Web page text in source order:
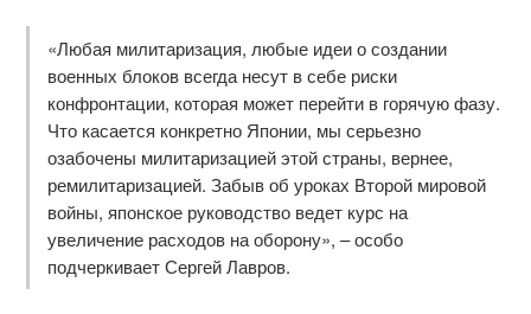
«Любая милитаризация, любые идеи о создании
военных блоков всегда несут в себе риски
конфронтации, которая может перейти в горячую фазу.
Что касается конкретно Японии, мы серьезно
озабочены милитаризацией этой страны, вернее,
ремилитаризацией. Забыв об уроках Второй мировой
войны, японское руководство ведет курс на
увеличение расходов на оборону», – особо
подчеркивает Сергей Лавров.